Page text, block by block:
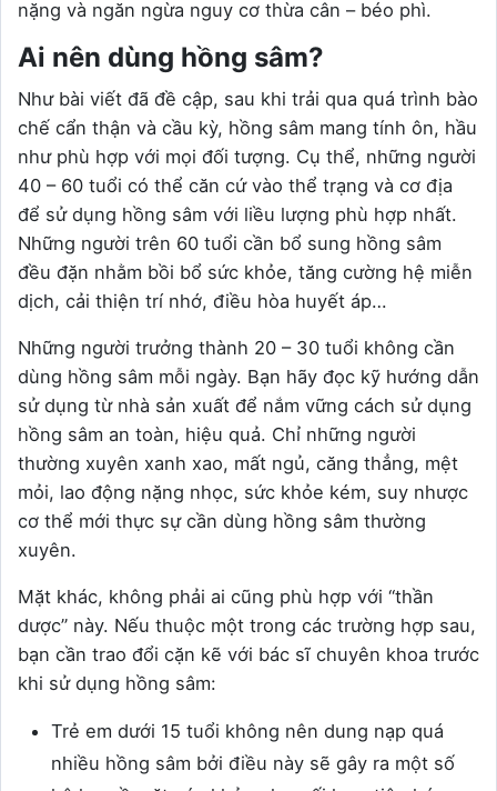
nặng và ngăn ngừa nguy cơ thừa cân – béo phì.
Ai nên dùng hồng sâm?
Như bài viết đã đề cập, sau khi trải qua quá trình bào
chế cẩn thận và cầu kỳ, hồng sâm mang tính ôn, hầu
như phù hợp với mọi đối tượng. Cụ thể, những người
40 – 60 tuổi có thể căn cứ vào thể trạng và cơ địa
để sử dụng hồng sâm với liều lượng phù hợp nhất.
Những người trên 60 tuổi cần bổ sung hồng sâm
đều đặn nhằm bồi bổ sức khỏe, tăng cường hệ miễn
dịch, cải thiện trí nhớ, điều hòa huyết áp…
Những người trưởng thành 20 – 30 tuổi không cần
dùng hồng sâm mỗi ngày. Bạn hãy đọc kỹ hướng dẫn
sử dụng từ nhà sản xuất để nắm vững cách sử dụng
hồng sâm an toàn, hiệu quả. Chỉ những người
thường xuyên xanh xao, mất ngủ, căng thẳng, mệt
mỏi, lao động nặng nhọc, sức khỏe kém, suy nhược
cơ thể mới thực sự cần dùng hồng sâm thường
xuyên.
Mặt khác, không phải ai cũng phù hợp với “thần
dược” này. Nếu thuộc một trong các trường hợp sau,
bạn cần trao đổi cặn kẽ với bác sĩ chuyên khoa trước
khi sử dụng hồng sâm:
Trẻ em dưới 15 tuổi không nên dung nạp quá
nhiều hồng sâm bởi điều này sẽ gây ra một số